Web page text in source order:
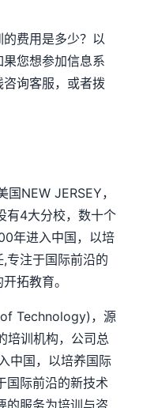
费用是多少？以
您想参加信息系
询客服，或者拨
NEW JERSEY，
有4大分校，数十个
年进入中国，以培
专注于国际前沿的
拓教育。
Technology)，源
培训机构，公司总
中国，以培养国际
国际前沿的新技术
的服务为培训与咨